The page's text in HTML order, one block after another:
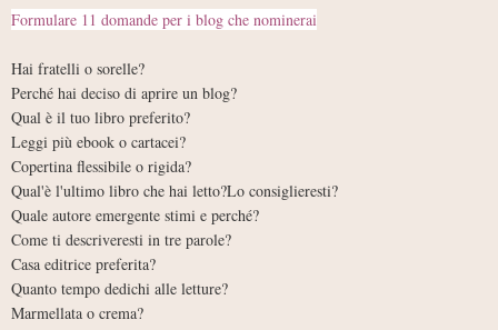
Formulare 11 domande per i blog che nominerai
Hai fratelli o sorelle?
Perché hai deciso di aprire un blog?
Qual è il tuo libro preferito?
Leggi più ebook o cartacei?
Copertina flessibile o rigida?
Qual'è l'ultimo libro che hai letto?Lo consiglieresti?
Quale autore emergente stimi e perché?
Come ti descriveresti in tre parole?
Casa editrice preferita?
Quanto tempo dedichi alle letture?
Marmellata o crema?